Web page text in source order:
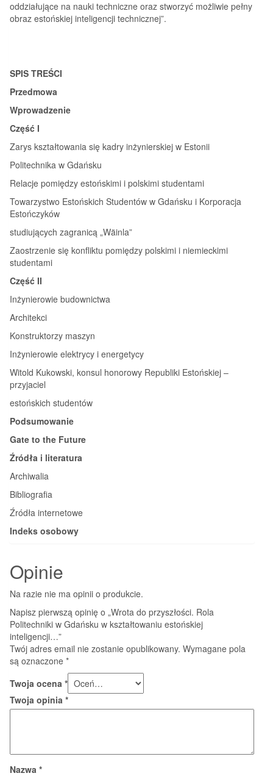
oddziałujące na nauki techniczne oraz stworzyć możliwie pełny
obraz estońskiej inteligencji technicznej”.
SPIS TREŚCI
Przedmowa
Wprowadzenie
Część I
Zarys kształtowania się kadry inżynierskiej w Estonii
Politechnika w Gdańsku
Relacje pomiędzy estońskimi i polskimi studentami
Towarzystwo Estońskich Studentów w Gdańsku i Korporacja
Estończyków
studiujących zagranicą „Wäinla”
Zaostrzenie się konfliktu pomiędzy polskimi i niemieckimi
studentami
Część II
Inżynierowie budownictwa
Architekci
Konstruktorzy maszyn
Inżynierowie elektrycy i energetycy
Witold Kukowski, konsul honorowy Republiki Estońskiej –
przyjaciel
estońskich studentów
Podsumowanie
Gate to the Future
Źródła i literatura
Archiwalia
Bibliografia
Źródła internetowe
Indeks osobowy
Opinie
Na razie nie ma opinii o produkcie.
Napisz pierwszą opinię o „Wrota do przyszłości. Rola
Politechniki w Gdańsku w kształtowaniu estońskiej
inteligencji…”
Twój adres email nie zostanie opublikowany. Wymagane pola
są oznaczone *
Twoja ocena *
Twoja opinia *
Nazwa *